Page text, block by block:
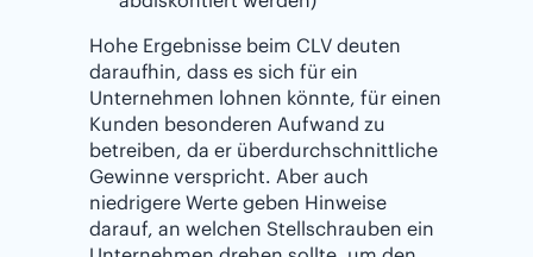
Hohe Ergebnisse beim CLV deuten
daraufhin, dass es sich für ein
Unternehmen lohnen könnte, für einen
Kunden besonderen Aufwand zu
betreiben, da er überdurchschnittliche
Gewinne verspricht. Aber auch
niedrigere Werte geben Hinweise
darauf, an welchen Stellschrauben ein